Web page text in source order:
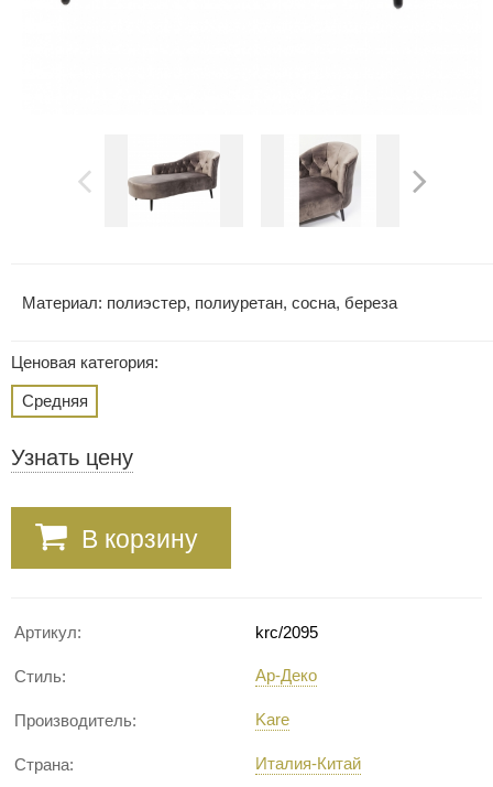
Материал: полиэстер, полиуретан, сосна, береза
Ценовая категория:
Средняя
Узнать цену
В корзину
Артикул: krc/2095
Стиль: Ар-Деко
Производитель: Kare
Страна: Италия-Китай